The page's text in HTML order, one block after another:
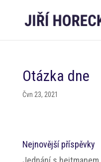
Otázka dne
Čvn 23, 2021
Nejnovější příspěvky